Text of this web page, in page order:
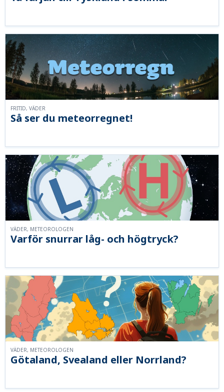
Så ser du meteorregnet!
FRITID, VÄDER
Varför snurrar låg- och högtryck?
VÄDER, METEOROLOGEN
Götaland, Svealand eller Norrland?
VÄDER, METEOROLOGEN